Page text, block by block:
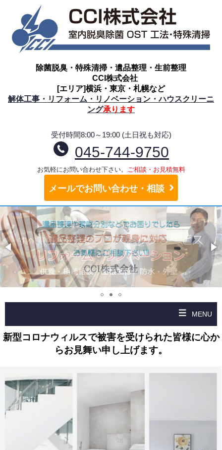
除菌脱臭・特殊清掃・遺品整理・生前整理
CCI株式会社
[エリア]横浜・東京・札幌など
解体工事・リフォーム・リノベーション・ハウスクリーニ
ング承ります
受付時間8:00～19:00 (土日祝も対応)
045-744-9750
お気軽にお問い合わせ下さい。 ご相談・お見積無料
メールでお問い合わせ・相談
MENU
新型コロナウィルスで被害を受けられた皆様に心か
らお見舞い申し上げます。